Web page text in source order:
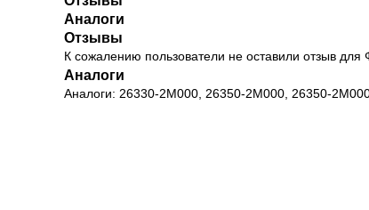
Аналоги
Отзывы
К сожалению пользователи не оставили отзыв
Аналоги
Аналоги: 26330-2M000, 26350-2M000, 26350-